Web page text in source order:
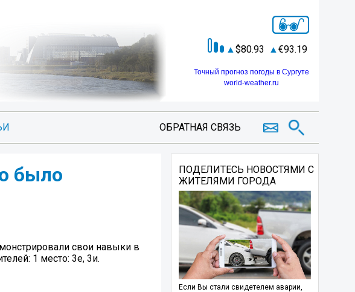
80.93 93.19
Точный прогноз погоды в Сургуте
world-weather.ru
ОБРАТНАЯ СВЯЗЬ
было
свои навыки в
1 место: 3е, 3и.
ПОДЕЛИТЕСЬ НОВОСТЯМИ С
ЖИТЕЛЯМИ ГОРОДА
Если Вы стали свидетелем аварии,